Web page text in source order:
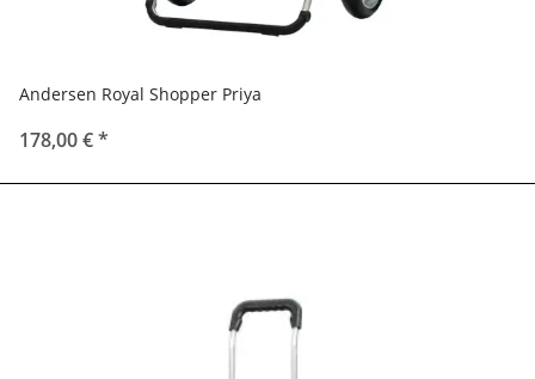
Andersen Royal Shopper Priya
178,00 €*